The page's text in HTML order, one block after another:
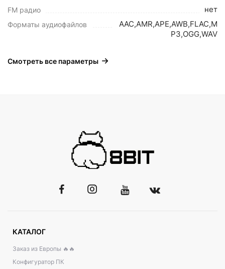
FM радио нет
Форматы аудиофайлов
AAC,AMR,APE,AWB,FLAC,M
P3,OGG,WAV
Смотреть все параметры
КАТАЛОГ
Заказ из Европы 🔥🔥
Конфигуратор ПК